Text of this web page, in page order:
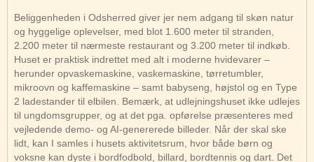
Beliggenheden i Odsherred giver jer nem adgang til skøn natur
og hyggelige oplevelser, med blot 1.600 meter til stranden,
2.200 meter til nærmeste restaurant og 3.200 meter til indkøb.
Huset er praktisk indrettet med alt i moderne hvidevarer –
herunder opvaskemaskine, vaskemaskine, tørretumbler,
mikroovn og kaffemaskine – samt babyseng, højstol og en Type
2 ladestander til elbilen. Bemærk, at udlejningshuset ikke udlejes
til ungdomsgrupper, og at det pga. opførelse præsenteres med
vejledende demo- og AI-genererede billeder. Når der skal ske
lidt, kan I samles i husets aktivitetsrum, hvor både børn og
voksne kan dyste i bordfodbold, billard, bordtennis og dart. Det